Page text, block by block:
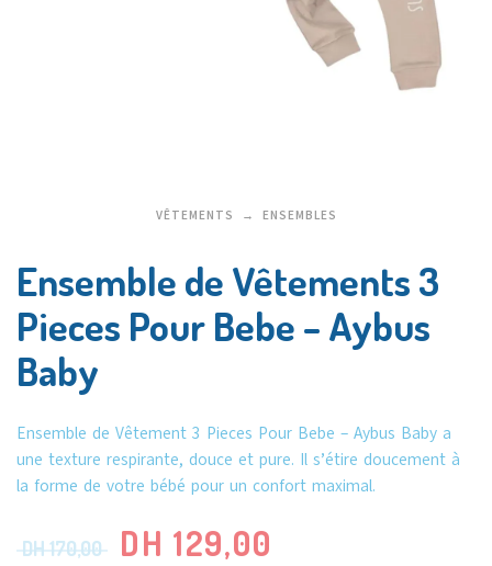
VÊTEMENTS ENSEMBLES
Ensemble de Vêtements 3
Pieces Pour Bebe – Aybus
Baby
Ensemble de Vêtement 3 Pieces Pour Bebe – Aybus Baby a
une texture respirante, douce et pure. Il s’étire doucement à
la forme de votre bébé pour un confort maximal.
DH170,00 DH 129,00